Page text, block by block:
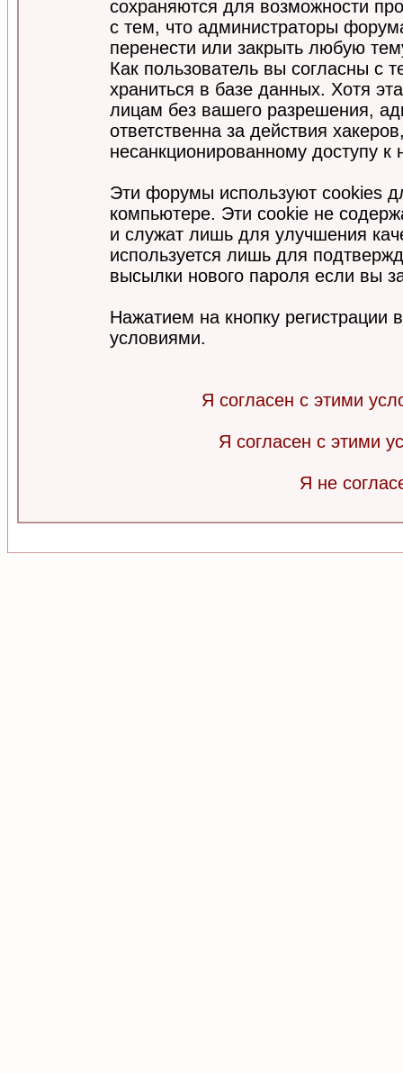
сохраняются для возможности
с тем, что администраторы
перенести или закрыть любую
Как пользователь вы согласны с
храниться в базе данных. Хотя
лицам без вашего разрешения,
ответственна за действия
несанкционированному доступу к
Эти форумы используют cookies
компьютере. Эти cookie не
и служат лишь для улучшения
используется лишь для
высылки нового пароля если вы
Нажатием на кнопку регистрации
условиями.
Я согласен с этими
Я согласен с этими
Я не